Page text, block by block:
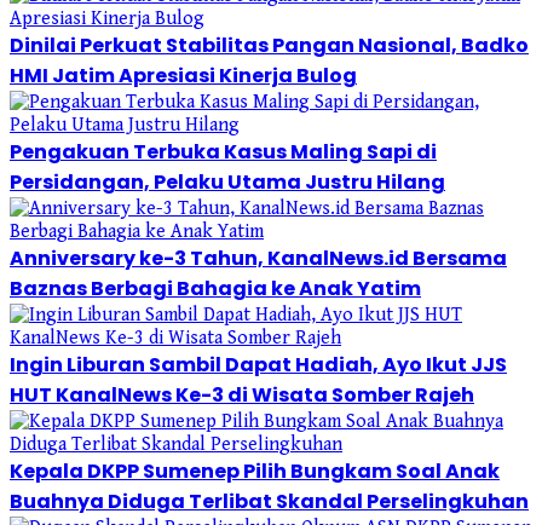
Dinilai Perkuat Stabilitas Pangan Nasional, Badko
HMI Jatim Apresiasi Kinerja Bulog
Pengakuan Terbuka Kasus Maling Sapi di
Persidangan, Pelaku Utama Justru Hilang
Anniversary ke-3 Tahun, KanalNews.id Bersama
Baznas Berbagi Bahagia ke Anak Yatim
Ingin Liburan Sambil Dapat Hadiah, Ayo Ikut JJS
HUT KanalNews Ke-3 di Wisata Somber Rajeh
Kepala DKPP Sumenep Pilih Bungkam Soal Anak
Buahnya Diduga Terlibat Skandal Perselingkuhan